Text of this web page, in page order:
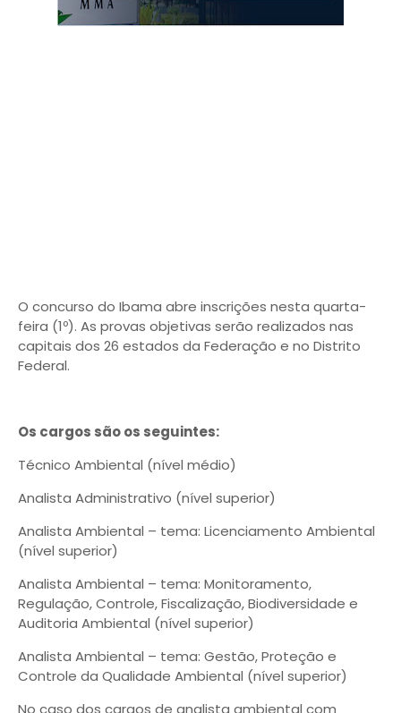
O concurso do Ibama abre inscrições nesta quarta-
feira (1º). As provas objetivas serão realizados nas
capitais dos 26 estados da Federação e no Distrito
Federal.
Os cargos são os seguintes:
Técnico Ambiental (nível médio)
Analista Administrativo (nível superior)
Analista Ambiental – tema: Licenciamento Ambiental
(nível superior)
Analista Ambiental – tema: Monitoramento,
Regulação, Controle, Fiscalização, Biodiversidade e
Auditoria Ambiental (nível superior)
Analista Ambiental – tema: Gestão, Proteção e
Controle da Qualidade Ambiental (nível superior)
No caso dos cargos de analista ambiental com